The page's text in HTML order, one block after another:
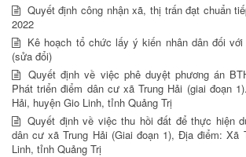
Quyết định công nhận xã, thị trấn đạt chuẩn
2022
Kê hoạch tổ chức lấy ý kiến nhân dân đối
(sửa đổi)
Quyết định về việc phê duyệt phương án
Phát triển điểm dân cư xã Trung Hải (giai đoạn
Hải, huyện Gio Linh, tỉnh Quảng Trị
Quyết định về việc thu hồi đất để thực hiện
dân cư xã Trung Hải (Giai đoạn 1), Địa điểm: Xã
Linh, tỉnh Quảng Trị